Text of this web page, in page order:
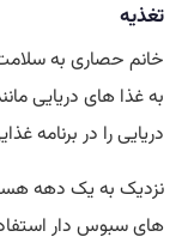
تغذیه
خانم حصاری به
به غذا های دریایی
دریایی را در برنامه
نزدیک به یک دهه
های سبوس دار